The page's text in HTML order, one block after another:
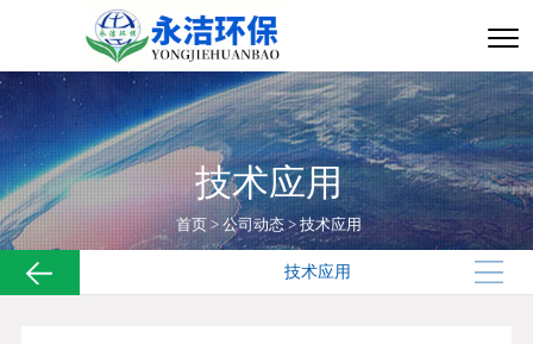
技术应用
首页 >公司动态 > 技术应用
技术应用